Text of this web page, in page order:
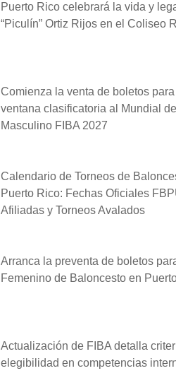
Puerto Rico celebrará la vida y
“Piculín” Ortiz Rijos en el Coliseo
Comienza la venta de boletos
ventana clasificatoria al Mundial
Masculino FIBA 2027
Calendario de Torneos de
Puerto Rico: Fechas Oficiales
Afiliadas y Torneos Avalados
Arranca la preventa de boletos
Femenino de Baloncesto en
Actualización de FIBA detalla
elegibilidad en competencias